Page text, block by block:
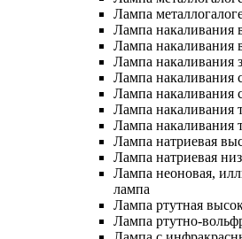
Лампа
Лампа накаливания
Лампа накаливания
Лампа накаливания
Лампа накаливания
Лампа накаливания
Лампа накаливания
Лампа накаливания
Лампа натриевая
Лампа натриевая
Лампа неоновая,
лампа
Лампа ртутная
Лампа ртутно-